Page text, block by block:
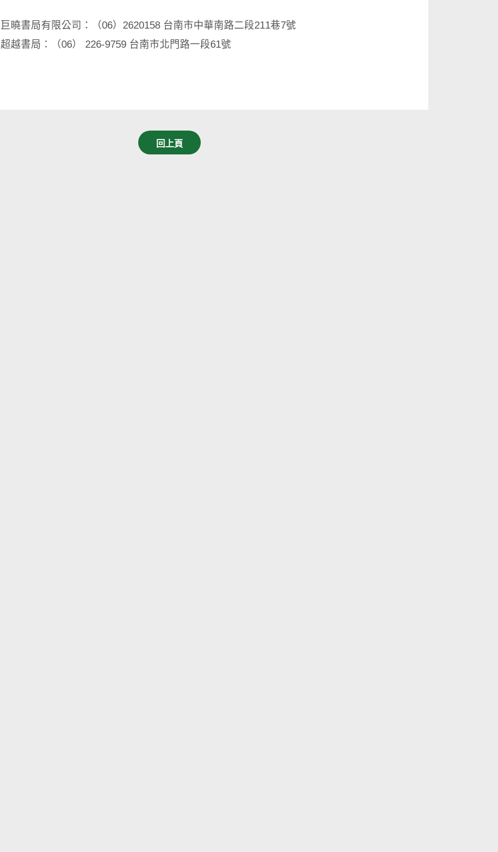
巨曉書局有限公司：（06）2620158 台南市中華南路二段211巷7號
超越書局：（06） 226-9759 台南市北門路一段61號
回上頁